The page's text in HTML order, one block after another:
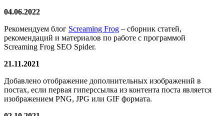
04.06.2022
Рекомендуем блог Screaming Frog – сборник статей,
рекомендаций и материалов по работе с программой
Screaming Frog SEO Spider.
21.11.2021
Добавлено отображение дополнительных изображений в
постах, если первая гиперссылка из контента поста является
изображением PNG, JPG или GIF формата.